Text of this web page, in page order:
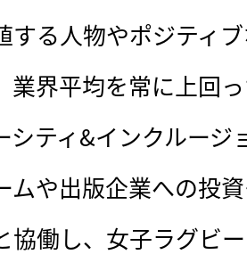
する人物やポジティ
業界平均を常に上回
シティ&インクルー
ムや出版企業への投
協働し、女子ラグビ